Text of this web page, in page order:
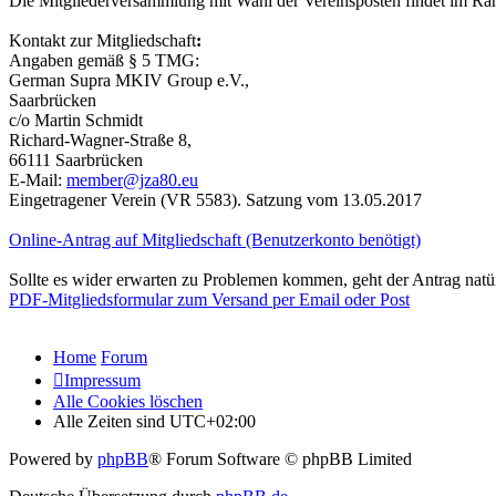
Kontakt zur Mitgliedschaft:
Angaben gemäß § 5 TMG:
German Supra MKIV Group e.V.,
Saarbrücken
c/o Martin Schmidt
Richard-Wagner-Straße 8,
66111 Saarbrücken
E-Mail: member@jza80.eu
Eingetragener Verein (VR 5583). Satzung vom 13.05.2017
Online-Antrag auf Mitgliedschaft (Benutzerkonto benötigt)
Sollte es wider erwarten zu Problemen kommen, geht der Antrag
PDF-Mitgliedsformular zum Versand per Email oder Post
Home Forum
Impressum
Alle Cookies löschen
Alle Zeiten sind UTC+02:00
Powered by phpBB® Forum Software © phpBB Limited